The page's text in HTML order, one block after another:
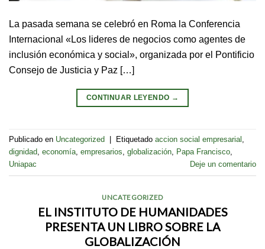
La pasada semana se celebró en Roma la Conferencia
Internacional «Los lideres de negocios como agentes de
inclusión económica y social», organizada por el Pontificio
Consejo de Justicia y Paz […]
CONTINUAR LEYENDO →
Publicado en Uncategorized Etiquetado accion social empresarial ,
dignidad, economía, empresarios, globalización, Papa Francisco,
Uniapac
Deje un comentario
UNCATEGORIZED
EL INSTITUTO DE HUMANIDADES
PRESENTA UN LIBRO SOBRE LA
GLOBALIZACIÓN